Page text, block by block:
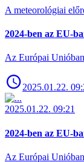
A meteorológiai
2024-ben az EU-
Az Európai
2025.01.22.
2025.01.22. 09:21
2024-ben az EU-
Az Európai